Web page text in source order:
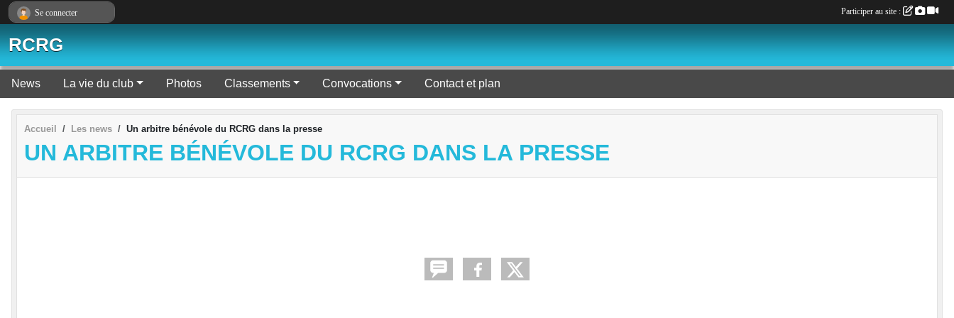
RCRG
News La vie du club Photos Classements Convocations Contact et plan
Accueil Les news Un arbitre bénévole du RCRG dans la presse
UN ARBITRE BÉNÉVOLE DU RCRG DANS LA PRESSE
Se connecter Participer au site :
Panneau de gestion des cookies